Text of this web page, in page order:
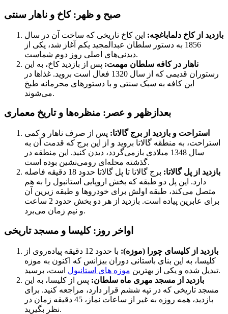
صبح و ظهر: کاخ و ناهار سنتی
بازدید از کاخ دلماباغچه: این کاخ تاریخی که ساخت آن در سال
1856 به دستور سلطان عبدالمجید یکم آغاز شد، یکی از
دیدنی‌های اصلی روز دوم شماست.
ناهار در کافه سلطان مهمت: پس از بازدید کاخ، به این
رستوران قدیمی که از سال 1320 فعال است بروید. غذاها در
این کافه به سبک سنتی و با دستورهای محرمانه طبخ
می‌شوند.
بعدازظهر و عصر: منظره‌ها و تاریخ معماری
استراحت و بازدید از برج گالاتا: پس از صرف ناهار و کمی
استراحت، به منطقه گالاتا بروید و از این برج که قدمت آن به
سال 1348 میلادی بازمی‌گردد، دیدن کنید. این منطقه در
گذشته محله‌ای رومی‌نشین بوده است.
بازدید از پل گالاتا:
برج گالاتا تا پل گالاتا حدود 18 دقیقه فاصله
دارد. این پل دو طبقه که بخش اروپایی استانبول را به هم
متصل می‌کند، طبقه اولش برای خودروها و طبقه زیرین آن
برای عابرین پیاده است. بازدید از هر دو بخش حدود 2 ساعت
و نیم زمان می‌برد.
اواخر روز: کلیسا و مسجد تاریخی
بازدید از کلیسای چورا (موزه):
با حدود 12 دقیقه پیاده‌روی از
کلیسا، به این بنای باستانی دوران بیزانس که اکنون به موزه
تبدیل شده و یکی از بهترین موزه های استانبول
است، برسید.
بازدید از مسجد مهری ماه سلطان: پس از کلیسا، به این
مسجد تاریخی که در تپه ششم قرار دارد، مراجعه کنید. برای
بازدید، همه روزه به غیر از ساعات نماز، 45 دقیقه زمان در
نظر بگیرید.